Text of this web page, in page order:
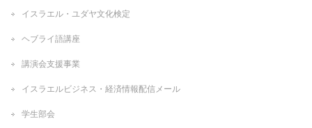
イスラエル・ユダヤ文化検定
ヘブライ語講座
講演会支援事業
イスラエルビジネス・経済情報配信メール
学生部会